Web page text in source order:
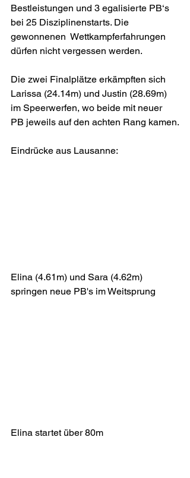
Bestleistungen und 3 egalisierte PB‘s
bei 25 Disziplinenstarts. Die
gewonnenen  Wettkampferfahrungen
dürfen nicht vergessen werden.
Die zwei Finalplätze erkämpften sich
Larissa (24.14m) und Justin (28.69m)
im Speerwerfen, wo beide mit neuer
PB jeweils auf den achten Rang kamen.
Eindrücke aus Lausanne:
Elina (4.61m) und Sara (4.62m)
springen neue PB's im Weitsprung
Elina startet über 80m